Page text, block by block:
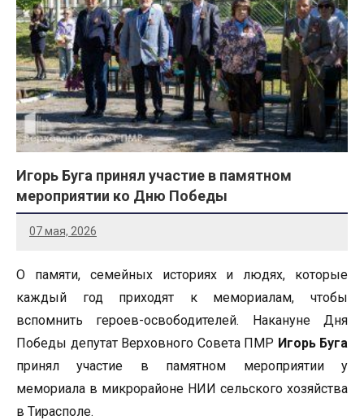
Игорь Буга принял участие в памятном
мероприятии ко Дню Победы
07 мая, 2026
О памяти, семейных историях и людях, которые
каждый год приходят к мемориалам, чтобы
вспомнить героев-освободителей. Накануне Дня
Победы депутат Верховного Совета ПМР Игорь Буга
принял участие в памятном мероприятии у
мемориала в микрорайоне НИИ сельского хозяйства
в Тирасполе.